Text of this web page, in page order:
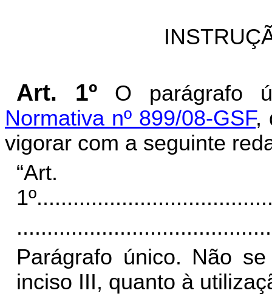
Art. 1º O parágrafo
Normativa nº 899/08-GSF,
vigorar com a seguinte
“Art.
1º
Parágrafo único. Não
inciso III, quanto à